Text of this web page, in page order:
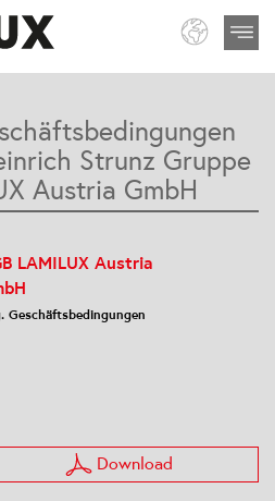
Strunz Gruppe
Austria GmbH
LAMILUX Austria
Geschäftsbedingungen
Download